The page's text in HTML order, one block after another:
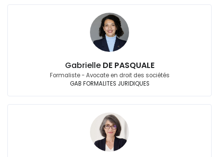
Gabrielle DE PASQUALE
Formaliste - Avocate en droit des sociétés
GAB FORMALITES JURIDIQUES